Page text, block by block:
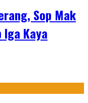
Sop Mak
Iga Kaya